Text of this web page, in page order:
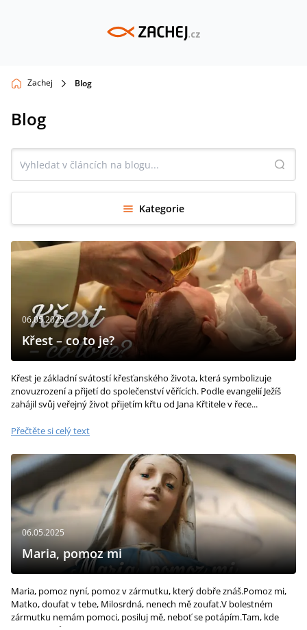
Zachej Blog
Blog
Kategorie
06.05.2025
Křest – co to je?
Křest je základní svátostí křesťanského života, která symbolizuje
znovuzrození a přijetí do společenství věřících. Podle evangelií Ježíš
zahájil svůj veřejný život přijetím křtu od Jana Křtitele v řece...
Přečtěte si celý text
06.05.2025
Maria, pomoz mi
Maria, pomoz nyní, pomoz v zármutku, který dobře znáš.Pomoz mi,
Matko, doufat v tebe, Milosrdná, nenech mě zoufat.V bolestném
zármutku nemám pomoci, posiluj mě, neboť se potápím.Tam, kde